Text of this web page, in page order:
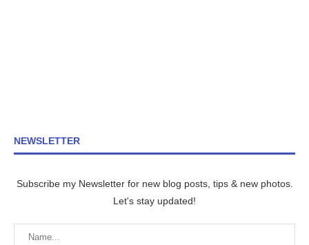
NEWSLETTER
Subscribe my Newsletter for new blog posts, tips & new photos.
Let's stay updated!